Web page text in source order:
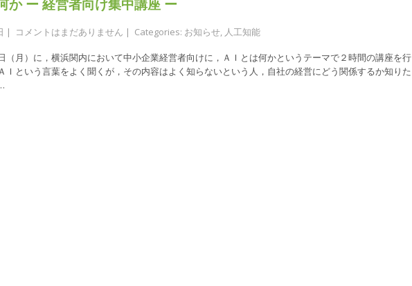
か ー 経営者向け集中講座 ー
| コメントはまだありません | Categories: お知らせ, 人工知能
（月）に，横浜関内において中小企業経営者向けに，ＡＩとは何かというテーマで２時間の講座を行
Ｉという言葉をよく聞くが，その内容はよく知らないという人，自社の経営にどう関係するか知りた